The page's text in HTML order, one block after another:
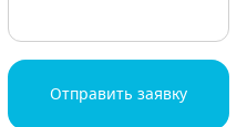
Отправить заявку